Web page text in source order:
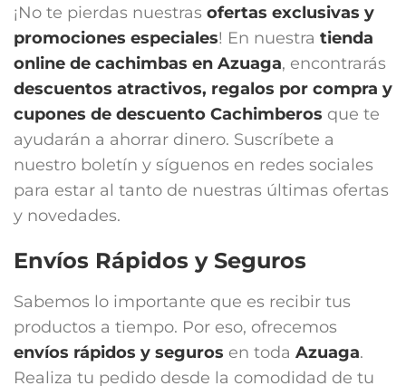
¡No te pierdas nuestras ofertas exclusivas y
promociones especiales! En nuestra tienda
online de cachimbas en Azuaga, encontrarás
descuentos atractivos, regalos por compra y
cupones de descuento Cachimberos que te
ayudarán a ahorrar dinero. Suscríbete a
nuestro boletín y síguenos en redes sociales
para estar al tanto de nuestras últimas ofertas
y novedades.
Envíos Rápidos y Seguros
Sabemos lo importante que es recibir tus
productos a tiempo. Por eso, ofrecemos
envíos rápidos y seguros en toda Azuaga.
Realiza tu pedido desde la comodidad de tu